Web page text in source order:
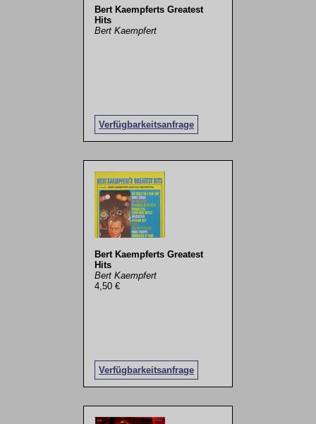
Bert Kaempferts Greatest
Hits
Bert Kaempfert
Verfügbarkeitsanfrage
Bert Kaempferts Greatest
Hits
Bert Kaempfert
4,50 €
Verfügbarkeitsanfrage